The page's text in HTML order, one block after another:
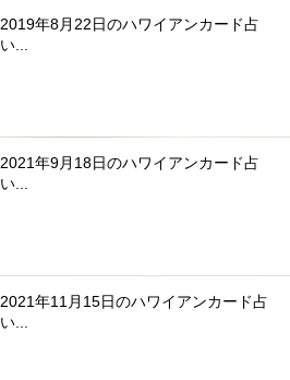
2019年8月22日のハワイアンカード占
い...
2021年9月18日のハワイアンカード占
い...
2021年11月15日のハワイアンカード占
い...